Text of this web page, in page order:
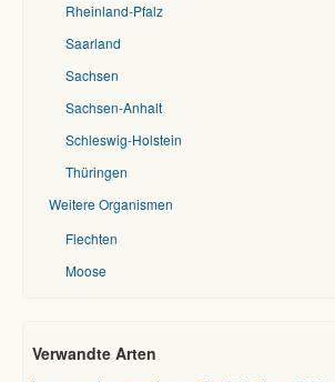
Rheinland-Pfalz
Saarland
Sachsen
Sachsen-Anhalt
Schleswig-Holstein
Thüringen
Weitere Organismen
Flechten
Moose
Verwandte Arten